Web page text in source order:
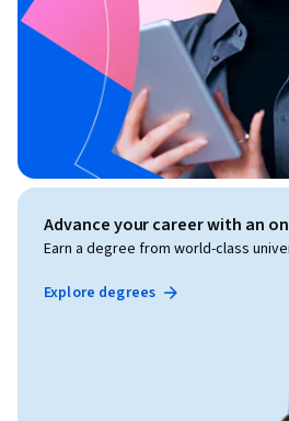
Advance your career with an
Earn a degree from world-class
Explore degrees